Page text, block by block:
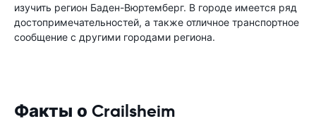
изучить регион Баден-Вюртемберг. В городе имеется ряд
достопримечательностей, а также отличное транспортное
сообщение с другими городами региона.
Факты о Crailsheim